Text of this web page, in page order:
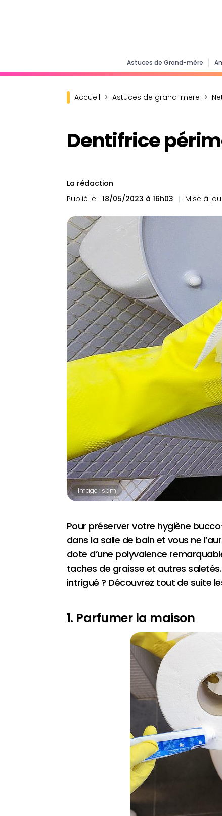
Astuces de Grand-mère
Accueil Astuces de grand-mère
Dentifrice
La rédaction
Publié le : 18/05/2023 à 16h03 Mise à
Image : spm
Pour préserver votre hygiène
dans la salle de bain et vous ne
dote d’une polyvalence
taches de graisse et autres
intrigué ? Découvrez tout de suite
1. Parfumer la maison